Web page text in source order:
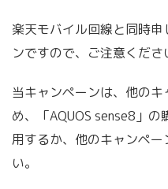
楽天モバイル回線と同時
ンですので、ご注意くださ
当キャンペーンは、他の
め、「AQUOS sense8」
用するか、他のキャンペ
い。